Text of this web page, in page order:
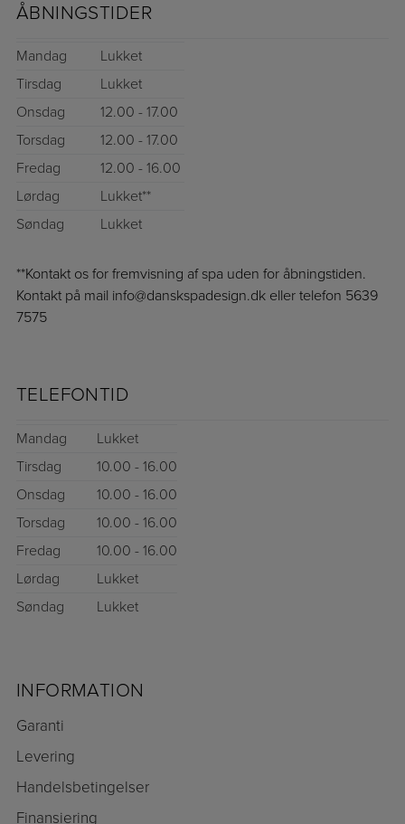
ÅBNINGSTIDER
Mandag
Lukket
Tirsdag
Lukket
Onsdag
12.00 - 17.00
Torsdag
12.00 - 17.00
Fredag
12.00 - 16.00
Lørdag
Lukket**
Søndag
Lukket
**Kontakt os for fremvisning af spa uden for åbningstiden.
Kontakt på mail info@danskspadesign.dk eller telefon 5639
7575
TELEFONTID
Mandag
Lukket
Tirsdag
10.00 - 16.00
Onsdag
10.00 - 16.00
Torsdag
10.00 - 16.00
Fredag
10.00 - 16.00
Lørdag
Lukket
Søndag
Lukket
INFORMATION
Garanti
Levering
Handelsbetingelser
Finansiering